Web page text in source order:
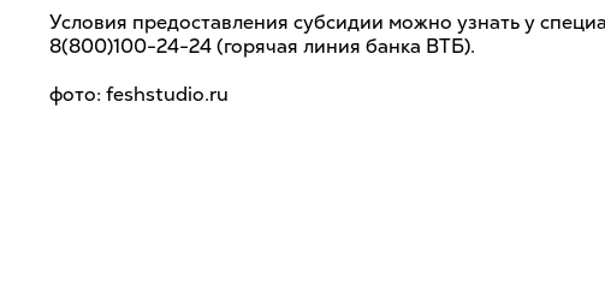
Условия предоставления субсидии можно узнать у
8(800)100-24-24 (горячая линия банка ВТБ).
фото: feshstudio.ru